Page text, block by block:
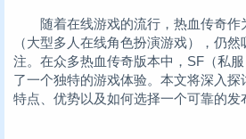
随着在线游戏的流行，热血传奇作
（大型多人在线角色扮演游戏），仍
注。在众多热血传奇版本中，SF（私
了一个独特的游戏体验。本文将深入探
特点、优势以及如何选择一个可靠的发